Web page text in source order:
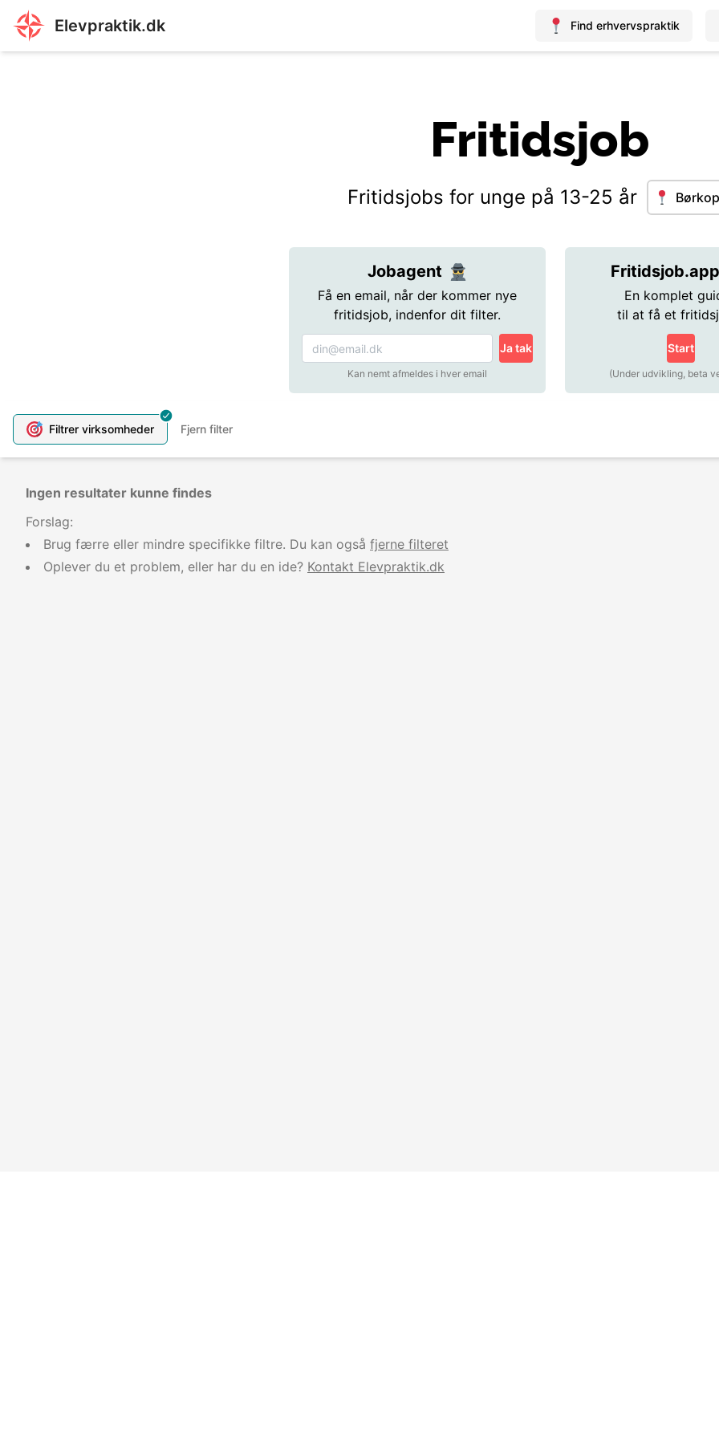
Elevpraktik.dk Find erhvervspraktik
Fritidsjob
Fritidsjobs for unge på 13-25 år Børkop
Jobagent
Få en email, når der kommer nye
fritidsjob, indenfor dit filter.
Ja tak
Kan nemt afmeldes i hver email
Fritidsjob.app
En komplet
til at få et
Start
(Under udvikling, beta
Filtrer virksomheder Fjern filter
Ingen resultater kunne findes
Forslag:
Brug færre eller mindre specifikke filtre. Du kan også fjerne filteret
Oplever du et problem, eller har du en ide? Kontakt Elevpraktik.dk